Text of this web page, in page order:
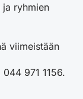
ja ryhmien
viimeistään
971 1156.